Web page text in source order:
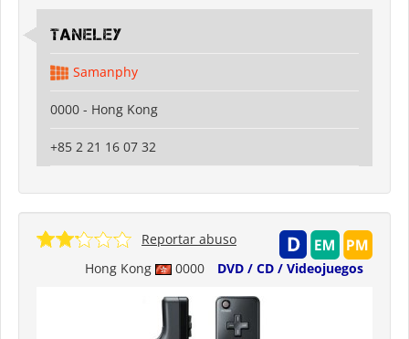
Taneley
Samanphy
0000 - Hong Kong
+85 2 21 16 07 32
Hong Kong 0000 DVD / CD / Videojuegos
Reportar abuso